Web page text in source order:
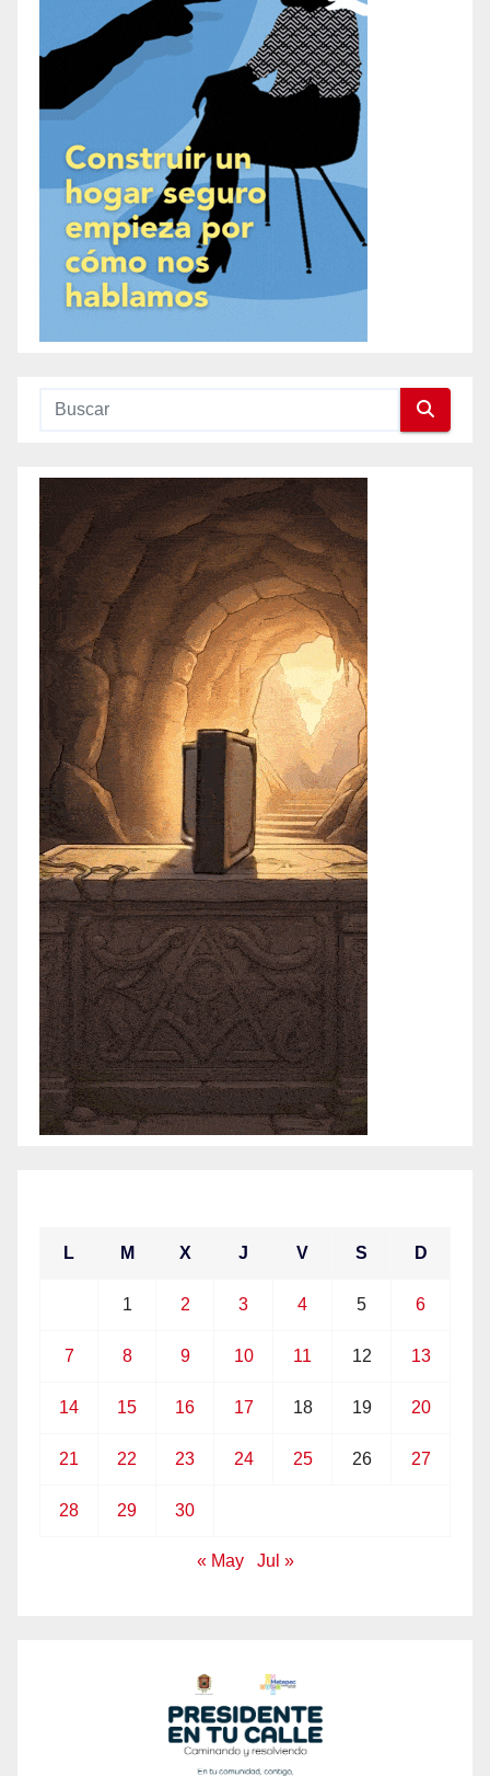
L M X J V S D
1 2 3 4 5 6
7 8 9 10 11 12 13
14 15 16 17 18 19 20
21 22 23 24 25 26 27
28 29 30
« May Jul »